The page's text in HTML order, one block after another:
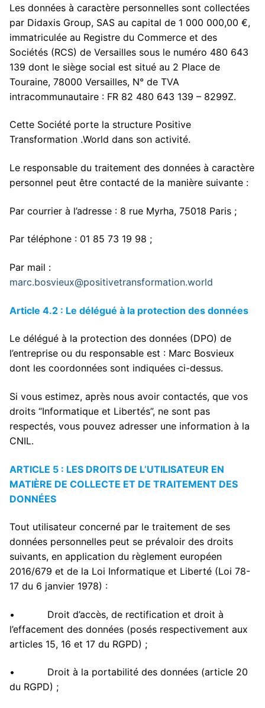
Les données à caractère personnelles sont collectées
par Didaxis Group, SAS au capital de 1 000 000,00 €,
immatriculée au Registre du Commerce et des
Sociétés (RCS) de Versailles sous le numéro 480 643
139 dont le siège social est situé au 2 Place de
Touraine, 78000 Versailles, N° de TVA
intracommunautaire : FR 82 480 643 139 – 8299Z.
Cette Société porte la structure Positive
Transformation .World dans son activité.
Le responsable du traitement des données à caractère
personnel peut être contacté de la manière suivante :
Par courrier à l’adresse : 8 rue Myrha, 75018 Paris ;
Par téléphone : 01 85 73 19 98 ;
Par mail :
marc.bosvieux@positivetransformation.world
Article 4.2 : Le délégué à la protection des données
Le délégué à la protection des données (DPO) de
l’entreprise ou du responsable est : Marc Bosvieux
dont les coordonnées sont indiquées ci-dessus.
Si vous estimez, après nous avoir contactés, que vos
droits “Informatique et Libertés”, ne sont pas
respectés, vous pouvez adresser une information à la
CNIL.
ARTICLE 5 : LES DROITS DE L’UTILISATEUR EN
MATIÈRE DE COLLECTE ET DE TRAITEMENT DES
DONNÉES
Tout utilisateur concerné par le traitement de ses
données personnelles peut se prévaloir des droits
suivants, en application du règlement européen
2016/679 et de la Loi Informatique et Liberté (Loi 78-
17 du 6 janvier 1978) :
• Droit d’accès, de rectification et droit à
l’effacement des données (posés respectivement aux
articles 15, 16 et 17 du RGPD) ;
• Droit à la portabilité des données (article 20
du RGPD) ;